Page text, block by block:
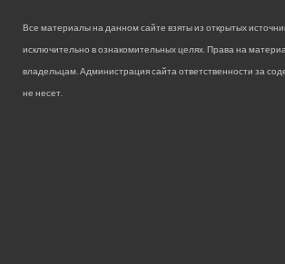
Все материалы на данном сайте взяты из открытых
исключительно в ознакомительных целях. Права на
владельцам. Администрация сайта ответственности за
не несет.